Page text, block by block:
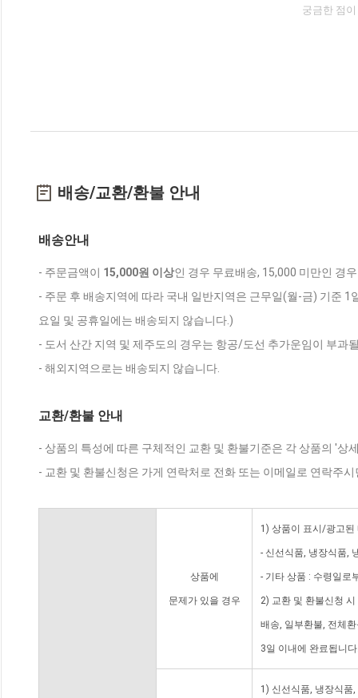
궁금한 점
배송/교환/환불 안내
배송안내
- 주문금액이 15,000원 이상인 경우 무료배송, 15,000 미만인 경
- 주문 후 배송지역에 따라 국내 일반지역은 근무일(월-금) 기준
요일 및 공휴일에는 배송되지 않습니다.)
- 도서 산간 지역 및 제주도의 경우는 항공/도선 추가운임이 부과
- 해외지역으로는 배송되지 않습니다.
교환/환불 안내
- 상품의 특성에 따른 구체적인 교환 및 환불기준은 각 상품의 '상
- 교환 및 환불신청은 가게 연락처로 전화 또는 이메일로 연락주
상품에
문제가 있을 경우
1) 상품이 표시/광고된
- 신선식품, 냉장식품,
- 기타 상품 : 수령일로
2) 교환 및 환불신청
배송, 일부환불, 전체
3일 이내에 완료됩니
1) 신선식품, 냉장식품